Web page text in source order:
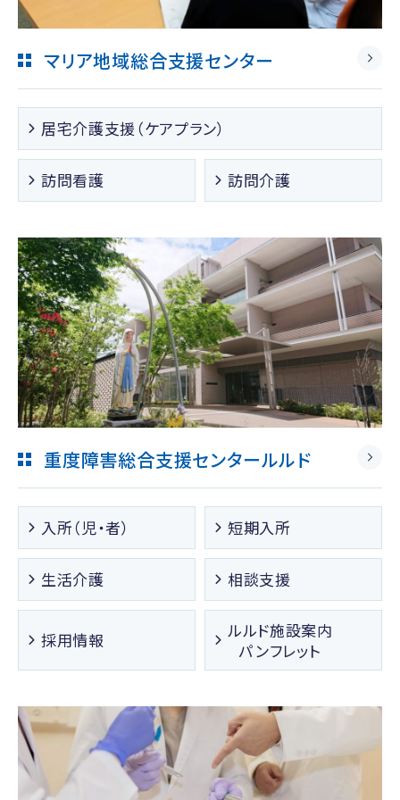
マリア地域総合支援センター
居宅介護支援（ケアプラン）
訪問看護 訪問介護
重度障害総合支援センタールルド
入所（児・者） 短期入所
生活介護 相談支援
採用情報
ルルド施設案内
パンフレット